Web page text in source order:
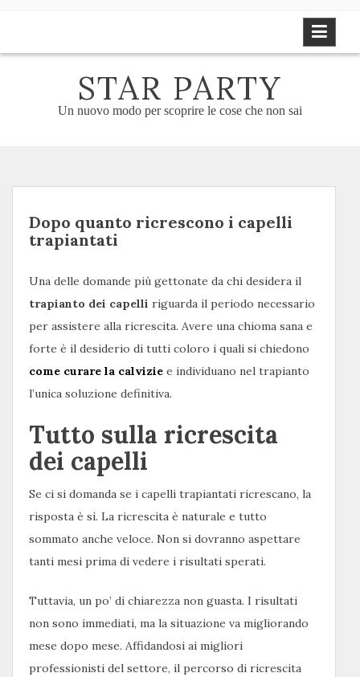
STAR PARTY
Un nuovo modo per scoprire le cose che non sai
Dopo quanto ricrescono i capelli
trapiantati
Una delle domande più gettonate da chi desidera il
trapianto dei capelli riguarda il periodo necessario
per assistere alla ricrescita. Avere una chioma sana e
forte è il desiderio di tutti coloro i quali si chiedono
come curare la calvizie e individuano nel trapianto
l’unica soluzione definitiva.
Tutto sulla ricrescita
dei capelli
Se ci si domanda se i capelli trapiantati ricrescano, la
risposta è sì. La ricrescita è naturale e tutto
sommato anche veloce. Non si dovranno aspettare
tanti mesi prima di vedere i risultati sperati.
Tuttavia, un po’ di chiarezza non guasta. I risultati
non sono immediati, ma la situazione va migliorando
mese dopo mese. Affidandosi ai migliori
professionisti del settore, il percorso di ricrescita